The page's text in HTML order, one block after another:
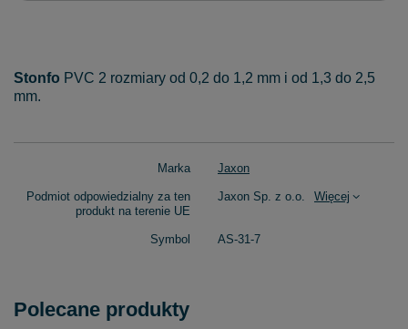
Stonfo PVC 2 rozmiary od 0,2 do 1,2 mm i od 1,3 do 2,5
mm.
Marka Jaxon
Podmiot odpowiedzialny za ten
produkt na terenie UE
Jaxon Sp. z o.o. Więcej
Symbol AS-31-7
Polecane produkty